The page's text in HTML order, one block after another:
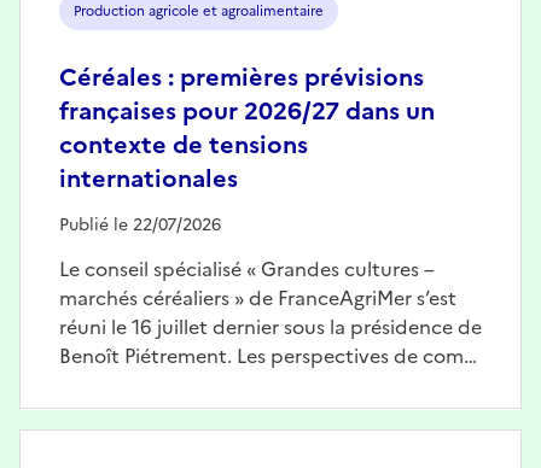
Production agricole et agroalimentaire
Céréales : premières prévisions
françaises pour 2026/27 dans un
contexte de tensions
internationales
Publié le 22/07/2026
Le conseil spécialisé « Grandes cultures –
marchés céréaliers » de FranceAgriMer s’est
réuni le 16 juillet dernier sous la présidence de
Benoît Piétrement. Les perspectives de com…